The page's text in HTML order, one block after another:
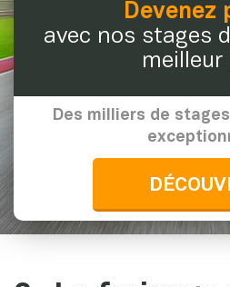
Devenez
avec nos stages
meilleur
Des milliers de